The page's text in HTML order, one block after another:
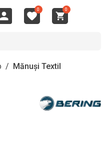
0 0
/ Mănuși Textil